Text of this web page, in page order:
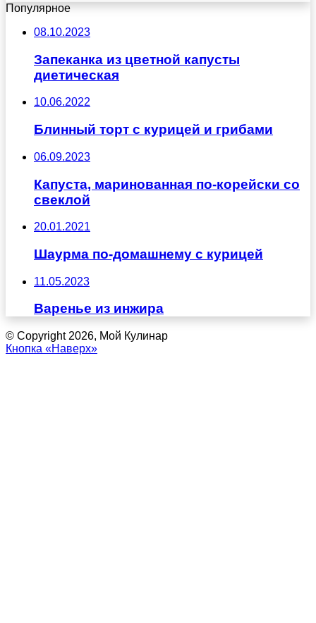
Популярное
08.10.2023
Запеканка из цветной капусты
диетическая
10.06.2022
Блинный торт с курицей и грибами
06.09.2023
Капуста, маринованная по-корейски со
свеклой
20.01.2021
Шаурма по-домашнему с курицей
11.05.2023
Варенье из инжира
© Copyright 2026, Мой Кулинар
Кнопка «Наверх»